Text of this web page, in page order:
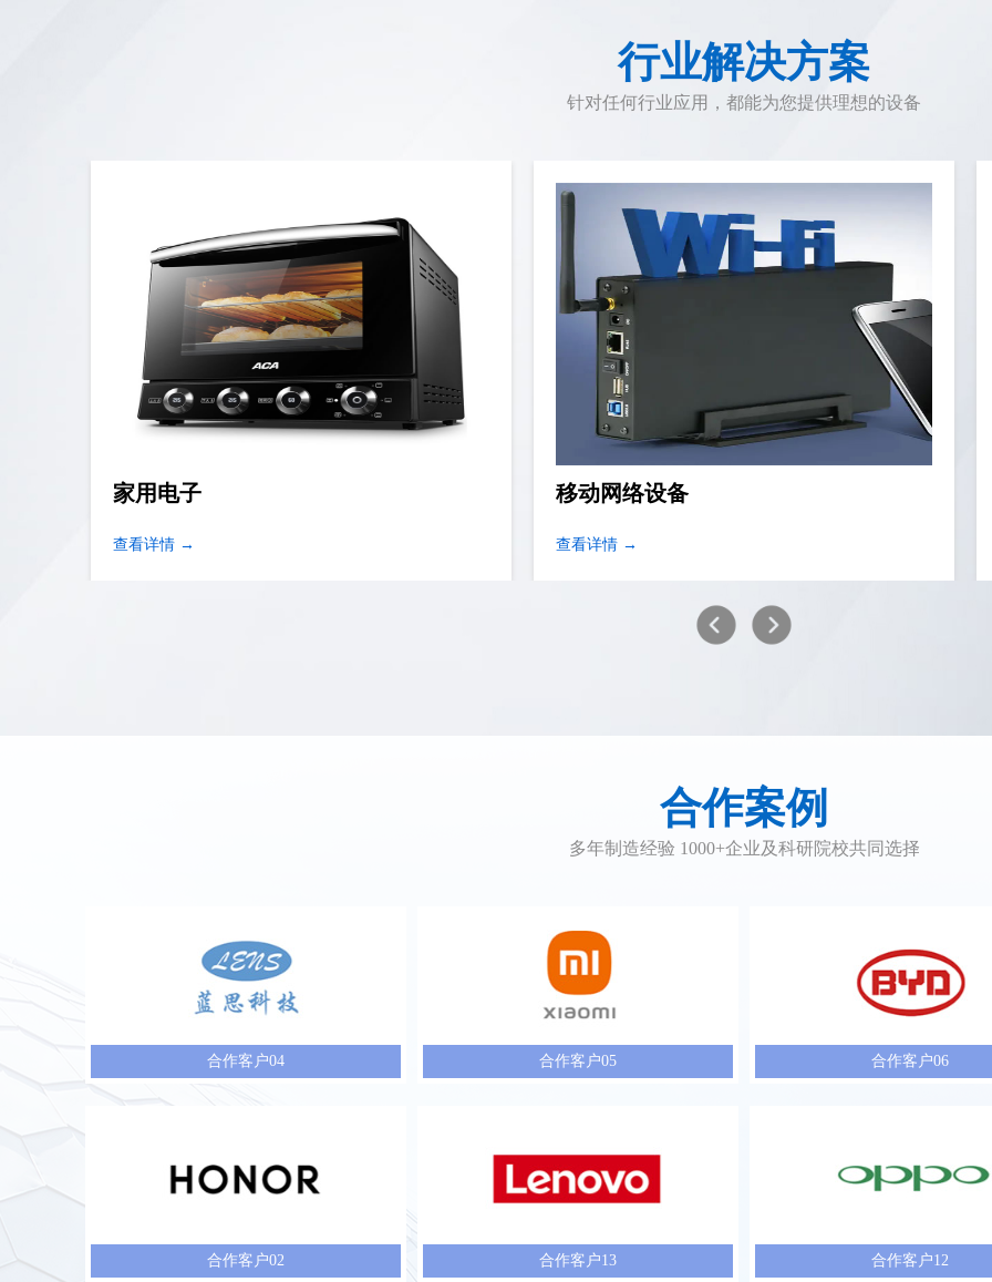
行业解决方案
针对任何行业应用，都能为您提供理想的设备
家用电子
查看详情 →
移动网络设备
查看详情 →
合作案例
多年制造经验 1000+企业及科研院校共同选择
合作客户04 合作客户05 合作客户06
合作客户02 合作客户13 合作客户12